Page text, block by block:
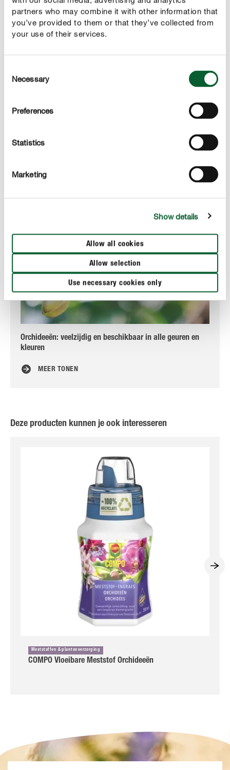
partners who may combine it with other information that
you’ve provided to them or that they’ve collected from
your use of their services.
Selection
Necessary
Preferences
Statistics
Marketing
Show details
Allow all cookies
Allow selection
Use necessary cookies only
GEBRUIK
Meer rond de verzorging van je orchideeën
Orchideeën: veelzijdig en beschikbaar in alle geuren en
kleuren
MEER TONEN
Deze producten kunnen je ook interesseren
Meststoffen & plantenverzorging
COMPO Vloeibare Meststof Orchideeën